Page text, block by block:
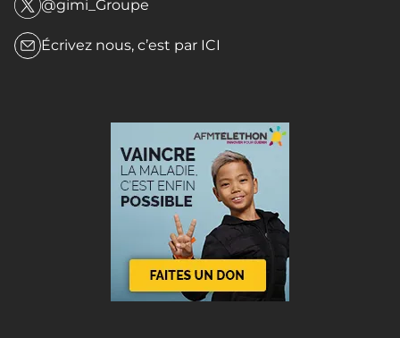
@gimi_Groupe
Écrivez nous, c’est par ICI